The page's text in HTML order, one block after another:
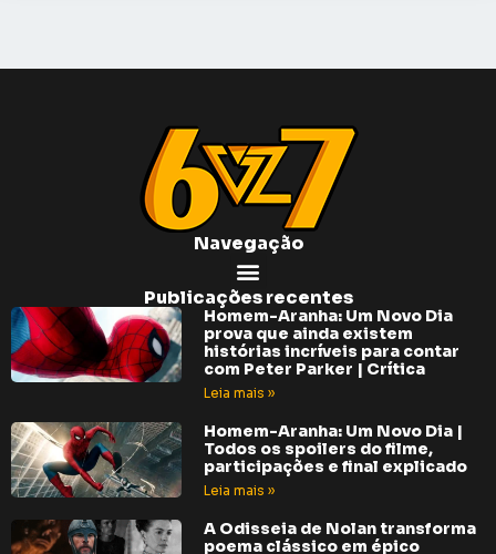
Navegação
Publicações recentes
Homem-Aranha: Um Novo Dia
prova que ainda existem
histórias incríveis para contar
com Peter Parker | Crítica
Leia mais »
Homem-Aranha: Um Novo Dia |
Todos os spoilers do filme,
participações e final explicado
Leia mais »
A Odisseia de Nolan transforma
poema clássico em épico